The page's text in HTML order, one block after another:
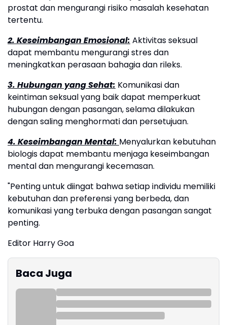
prostat dan mengurangi risiko masalah kesehatan
tertentu.
2. Keseimbangan Emosional: Aktivitas seksual
dapat membantu mengurangi stres dan
meningkatkan perasaan bahagia dan rileks.
3. Hubungan yang Sehat: Komunikasi dan
keintiman seksual yang baik dapat memperkuat
hubungan dengan pasangan, selama dilakukan
dengan saling menghormati dan persetujuan.
4. Keseimbangan Mental: Menyalurkan kebutuhan
biologis dapat membantu menjaga keseimbangan
mental dan mengurangi kecemasan.
"Penting untuk diingat bahwa setiap individu memiliki
kebutuhan dan preferensi yang berbeda, dan
komunikasi yang terbuka dengan pasangan sangat
penting.
Editor Harry Goa
Baca Juga